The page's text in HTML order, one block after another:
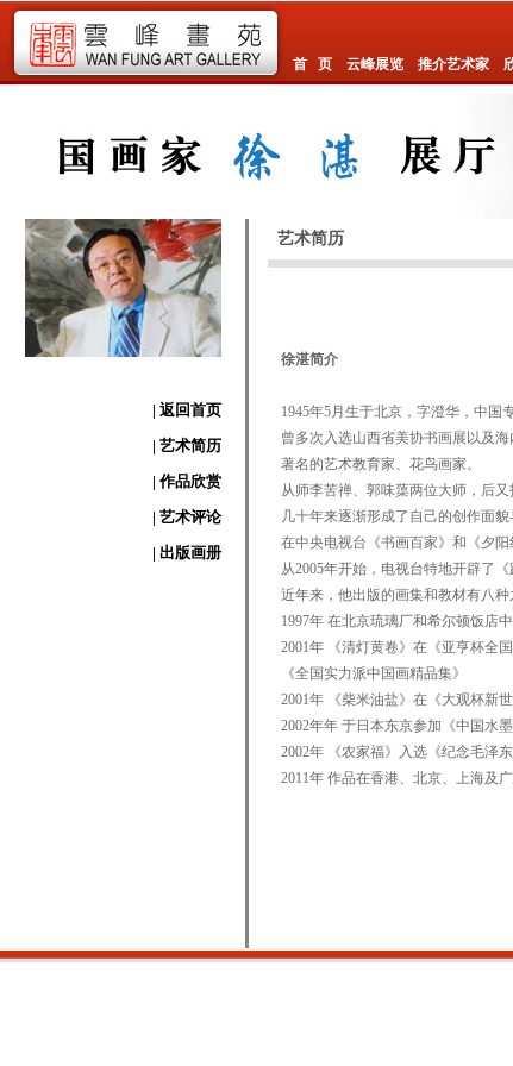
首 页 云峰展览 推介艺术家
| 返回首页
| 艺术简历
| 作品欣赏
| 艺术评论
| 出版画册
艺术简历
徐湛简介
1945年5月生于北京，字澄华，中国
曾多次入选山西省美协书画展以及
著名的艺术教育家、花鸟画家。
从师李苦禅、郭味蕖两位大师，后
几十年来逐渐形成了自己的创作面
在中央电视台《书画百家》和《夕阳
从2005年开始，电视台特地开辟了《
近年来，他出版的画集和教材有八
1997年 在北京琉璃厂和希尔顿饭店
2001年 《清灯黄卷》在《亚亨杯全
《全国实力派中国画精品集》
2001年 《柴米油盐》在《大观杯新
2002年年 于日本东京参加《中国水墨
2002年 《农家福》入选《纪念毛泽
2011年 作品在香港、北京、上海及